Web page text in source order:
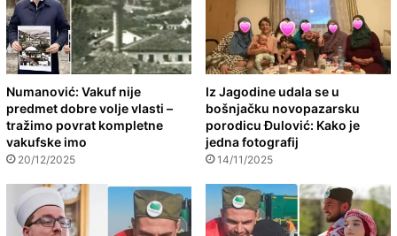
Numanović: Vakuf nije
predmet dobre volje vlasti –
tražimo povrat kompletne
vakufske imo
20/12/2025
Iz Jagodine udala se u
bošnjačku novopazarsku
porodicu Đulović: Kako je
jedna fotografij
14/11/2025